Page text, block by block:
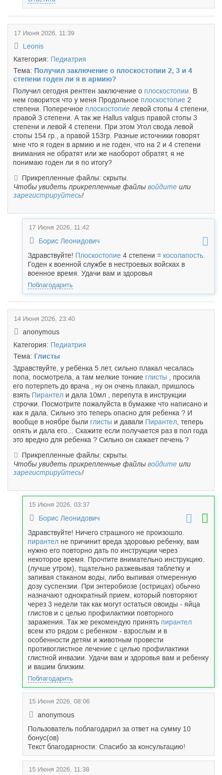
17 Июня 2026, 11:39
Leonis
Категория: Педиатрия
Тема: Получил заключение о плоскостопии 2, 3 и 4
степени годен ли я в армию?
Получил сегодня рентген заключение о плоскостопии . В
нем говорится что у меня Продольное плоскостопие 2
степени. Поперечное плоскостопие левой стопы 4 степени,
правой 3 степени. А так же Hallus valgus правой стопы 3
степени и левой 4 степени. При этом Угол свода левой
стопы 154 гр., а правой 153гр. Разные источники говорят
мне что я годен в армию и не годен, что на 2 и 4 степени
внимания не обратят или же наоборот обратят, я не
понимаю годен ли я по итогу?
Прикрепленные файлы: скрыты.
Чтобы увидеть прикрепленные файлы войдите или
зарегистрируйтесь!
17 Июня 2026, 11:42
Борис Леонидович
Здравствуйте! Плоскостопие 4 степени = косолапость
Годен к военной службе в нестроевых войсках в
военное время. Удачи вам и здоровья
Поблагодарить
14 Июня 2026, 23:40
anonymous
Категория: Педиатрия
Тема: Глисты
Здравствуйте, у ребёнка 5 лет, сильно плакал чесалась
попа, посмотрела, а там мелкие тонкие глисты , просила
его потерпеть до врача , ну он очень плакал, пришлось
взять Пирантел и дала 10мл , перепута в инструкции
строчки. Посмотрите пожалуйста в бумажке что написано и
как я дала. Сильно это теперь опасно для ребенка ? И
вообще в ноябре были глисты и давали Пирантел , теперь
опять и дала его... Скажите если получается раз в пол года
это вредно для ребенка ? Сильно он сажает печень ?
Прикрепленные файлы: скрыты.
Чтобы увидеть прикрепленные файлы войдите или
зарегистрируйтесь!
15 Июня 2026, 03:37
Борис Леонидович
Здравствуйте! Ничего страшного не произошло.
пирантел не причинит вреда здоровью ребенку, вам
нужно его повторно дать по инструкции через
некоторое время. Прочтите внимательно инструкцию.
(лучше утром), тщательно разжевывая таблетку и
запивая стаканом воды, либо выпивая отмеренную
дозу суспензии. При энтеробиозе (острицах) обычно
назначают однократный прием, который повторяют
через 3 недели так как могут остаться овоиды - яйца
глистов и с целью профилактики повторного
заражения. Так же рекомендую принять пирантел
всем кто рядом с ребенком - взрослым и в
особенности детям и животным провести
противоглистное лечение с целью профилактики
глистной инвазии. Удачи вам и здоровья вам и ребенку
и вашим близким.
Поблагодарить
15 Июня 2026, 08:06
anonymous
Пользователь поблагодарил за ответ на сумму 10
бонус(ов)
Текст благодарности: Спасибо за консультацию!
15 Июня 2026, 11:38